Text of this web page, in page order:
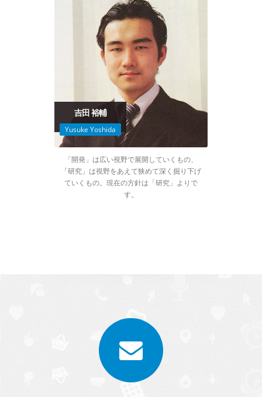
吉田 裕輔
Yusuke Yoshida
「開発」は広い視野で展開していくもの、
「研究」は視野をあえて狭めて深く掘り下げ
ていくもの。現在の方針は「研究」よりで
す。